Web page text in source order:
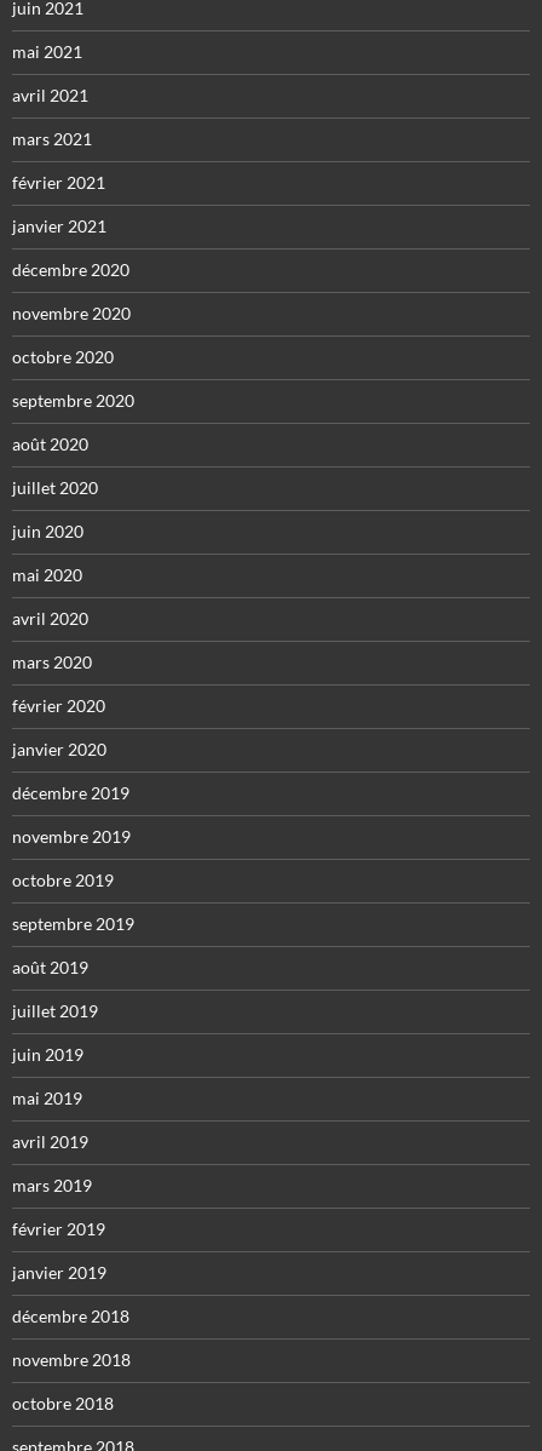
juin 2021
mai 2021
avril 2021
mars 2021
février 2021
janvier 2021
décembre 2020
novembre 2020
octobre 2020
septembre 2020
août 2020
juillet 2020
juin 2020
mai 2020
avril 2020
mars 2020
février 2020
janvier 2020
décembre 2019
novembre 2019
octobre 2019
septembre 2019
août 2019
juillet 2019
juin 2019
mai 2019
avril 2019
mars 2019
février 2019
janvier 2019
décembre 2018
novembre 2018
octobre 2018
septembre 2018